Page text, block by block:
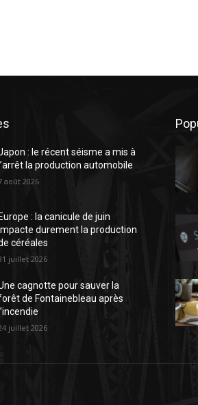
: le récent séisme a mis à
la production automobile
août 2026
Europe : la canicule de juin
durement la production
céréales
juillet 2026
cagnotte pour sauver la
de Fontainebleau après
l’incendie
juillet 2026